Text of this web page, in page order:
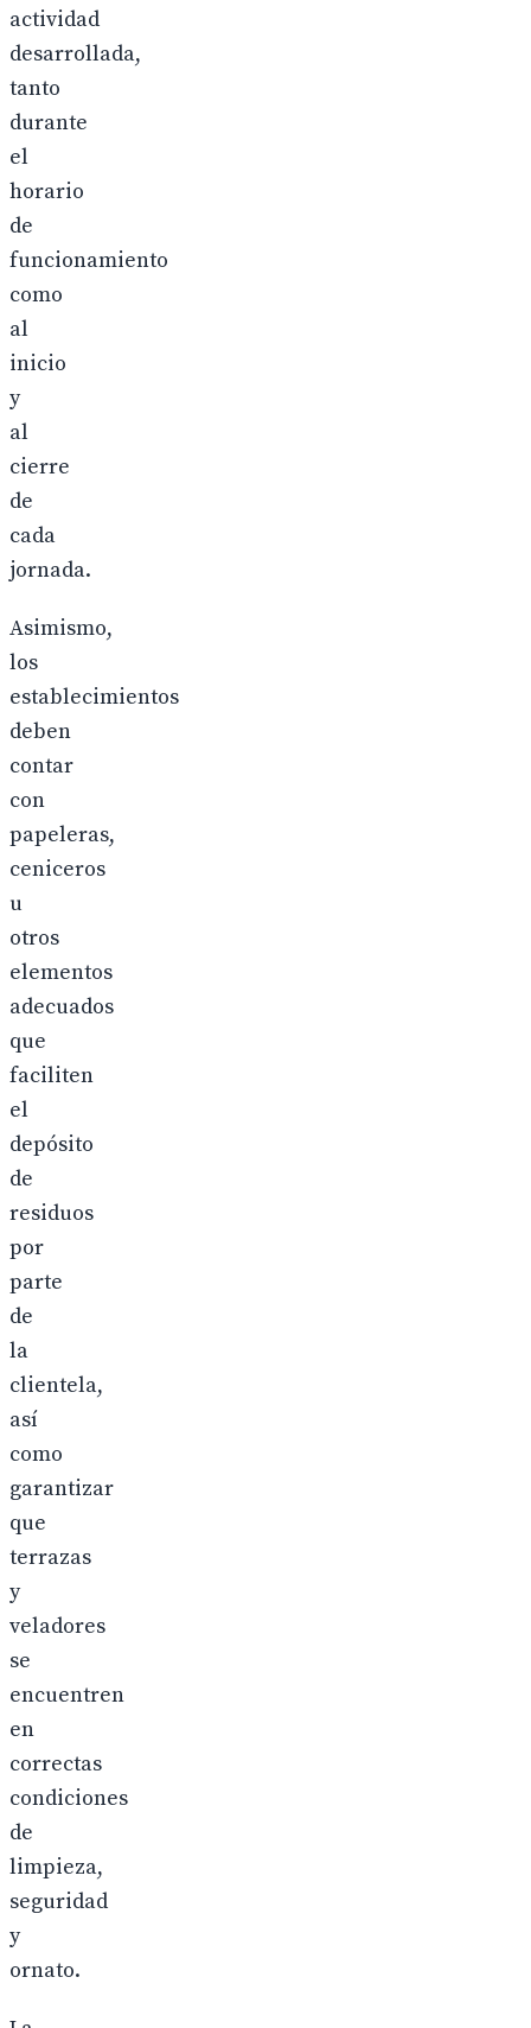
actividad
desarrollada,
tanto
durante
el
horario
de
funcionamiento
como
al
inicio
y
al
cierre
de
cada
jornada.
Asimismo,
los
establecimientos
deben
contar
con
papeleras,
ceniceros
u
otros
elementos
adecuados
que
faciliten
el
depósito
de
residuos
por
parte
de
la
clientela,
así
como
garantizar
que
terrazas
y
veladores
se
encuentren
en
correctas
condiciones
de
limpieza,
seguridad
y
ornato.